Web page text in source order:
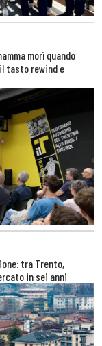
morì quando
il tasto rewind e
tra Trento,
in sei anni